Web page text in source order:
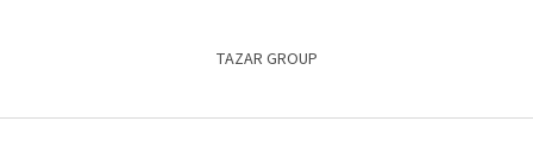
TAZAR GROUP